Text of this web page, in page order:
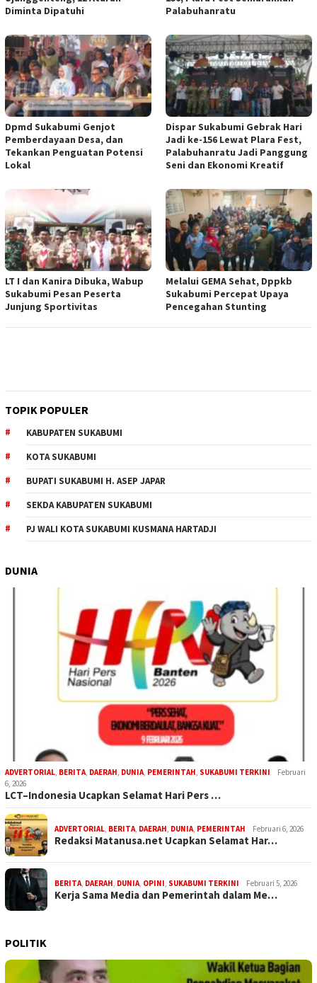
Diminta Dipatuhi
Palabuhanratu
Dpmd Sukabumi Genjot
Pemberdayaan Desa, dan
Tekankan Penguatan Potensi
Lokal
Dispar Sukabumi Gebrak Hari
Jadi ke-156 Lewat Plara Fest,
Palabuhanratu Jadi Panggung
Seni dan Ekonomi Kreatif
LT I dan Kanira Dibuka, Wabup
Sukabumi Pesan Peserta
Junjung Sportivitas
Melalui GEMA Sehat, Dppkb
Sukabumi Percepat Upaya
Pencegahan Stunting
TOPIK POPULER
KABUPATEN SUKABUMI
KOTA SUKABUMI
BUPATI SUKABUMI H. ASEP JAPAR
SEKDA KABUPATEN SUKABUMI
PJ WALI KOTA SUKABUMI KUSMANA HARTADJI
DUNIA
ADVERTORIAL, BERITA, DAERAH, DUNIA, PEMERINTAH, SUKABUMI TERKINI
Februari
6, 2026
LCT–Indonesia Ucapkan Selamat Hari Pers …
ADVERTORIAL, BERITA, DAERAH, DUNIA, PEMERINTAH Februari 6, 2026
Redaksi Matanusa.net Ucapkan Selamat Har…
BERITA, DAERAH, DUNIA, OPINI, SUKABUMI TERKINI Februari 5, 2026
Kerja Sama Media dan Pemerintah dalam Me…
POLITIK